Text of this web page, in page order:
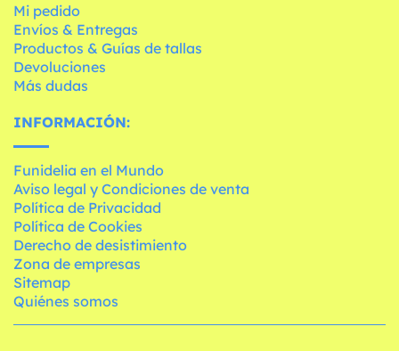
Mi pedido
Envíos & Entregas
Productos & Guías de tallas
Devoluciones
Más dudas
INFORMACIÓN:
Funidelia en el Mundo
Aviso legal y Condiciones de venta
Política de Privacidad
Política de Cookies
Derecho de desistimiento
Zona de empresas
Sitemap
Quiénes somos